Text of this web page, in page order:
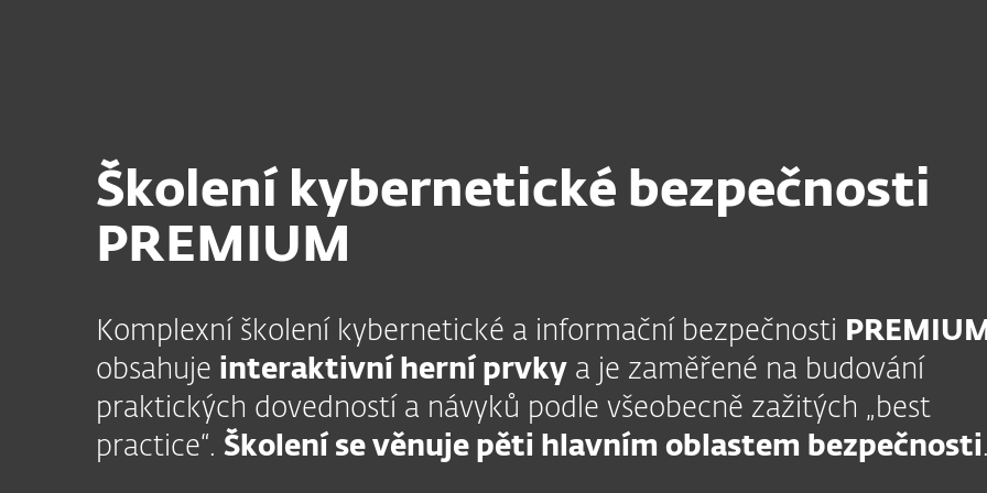
Školení kybernetické bezpečnosti
PREMIUM
Komplexní školení kybernetické a informační bezpečnosti PREMIUM
obsahuje interaktivní herní prvky a je zaměřené na budování
praktických dovedností a návyků podle všeobecně zažitých „best
practice“. Školení se věnuje pěti hlavním oblastem bezpečnosti.